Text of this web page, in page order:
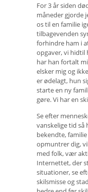
For 3 år siden
måneder gjorde
os til en familie
tilbagevenden
forhindre ham i
opgaver, vi hidtil
har han fortalt
elsker mig og
er ødelagt, hun
starte en ny
gøre. Vi har en
Se efter
vanskelige tid
bekendte,
opmuntrer dig,
med folk, vær
Internettet, der
situationer, se
skilsmisse og